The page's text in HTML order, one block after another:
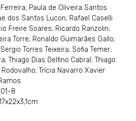
Paula de Oliveira Santos
dos Santos Lucon; Rafael Caselli
Freire Soares; Ricardo Ranzolin;
Torre; Ronaldo Guimarães Gallo;
Torres Teixeira; Sofia Temer;
Thiago Dias Delfino Cabral; Thiago
Trícia Navarro Xavier
8